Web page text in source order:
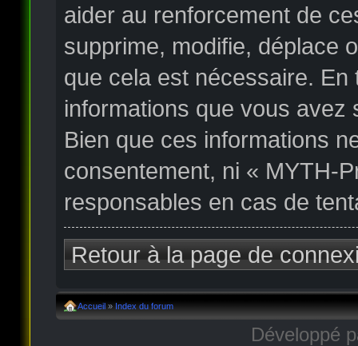
aider au renforcement de
supprime, modifie, déplace
que cela est nécessaire.
informations que vous
Bien que ces informations
consentement, ni « MYTH-
responsables en cas de
Retour à la page de
Accueil » Index du forum
Développé